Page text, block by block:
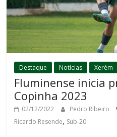
Destaque Notícias Xerém
Fluminense inicia
Copinha 2023
02/12/2022 Pedro Ribeiro
Ricardo Resende, Sub-20